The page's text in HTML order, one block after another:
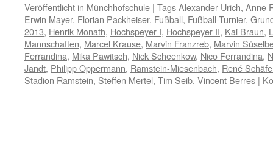
Veröffentlicht in Münchhofschule | TagsAlexander Urich, Anne
Erwin Mayer, Florian Packheiser, Fußball, Fußball-Turnier,
2013, Henrik Monath, Hochspeyer I, Hochspeyer II, Kai Braun,
Mannschaften, Marcel Krause, Marvin Franzreb, Marvin
Ferrandina, Mika Pawitsch, Nick Scheenkow, Nico Ferrandina,
Jandt, Philipp Oppermann, Ramstein-Miesenbach, René
Stadion Ramstein, Steffen Mertel, Tim Seib, Vincent Berres |